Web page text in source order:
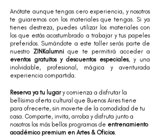
Anótate aunque tengas cero experiencia, y nosotros
te guiaremos con los materiales que tengas. Si ya
tienes destreza, puedes utilizar los materiales con
los que estás acostumbrado a trabajar y tus papeles
preferidos. Sumándote a este taller serás parte de
nuestro ZINKalumnique te permitirá acceder a
eventos gratuitos y descuentos especiales, y una
inolvidable, profesional, mágica y aventurada
experiencia compartida.
Reserva ya tu lugary comienza a disfrutar la
bellísima oferta cultural que Buenos Aires tiene
para ofrecerte, sin moverte de la comodidad de tu
casa. Comparte, invita, arroba y disfruta junto a
nosotros los más bellos programas de entrenamiento
académico premium en Artes & Oficios.